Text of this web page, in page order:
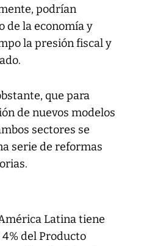
podrían
de la economía y
la presión fiscal y
que para
de nuevos modelos
sectores se
serie de reformas
Latina tiene
del Producto